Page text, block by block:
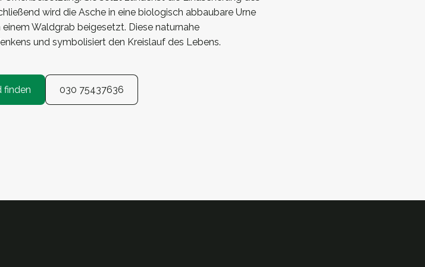
wird die Asche in eine biologisch abbaubare Urne
Waldgrab beigesetzt. Diese naturnahe
und symbolisiert den Kreislauf des Lebens.
finden 030 75437636